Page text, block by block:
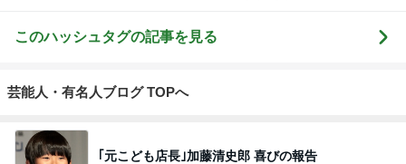
このハッシュタグの記事を見る
芸能人・有名人ブログ TOPへ
｢元こども店長｣加藤清史郎 喜びの報告